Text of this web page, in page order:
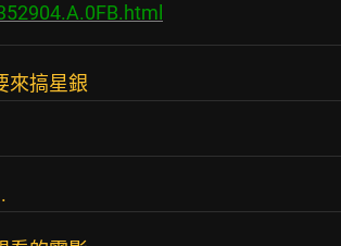
來搞星銀